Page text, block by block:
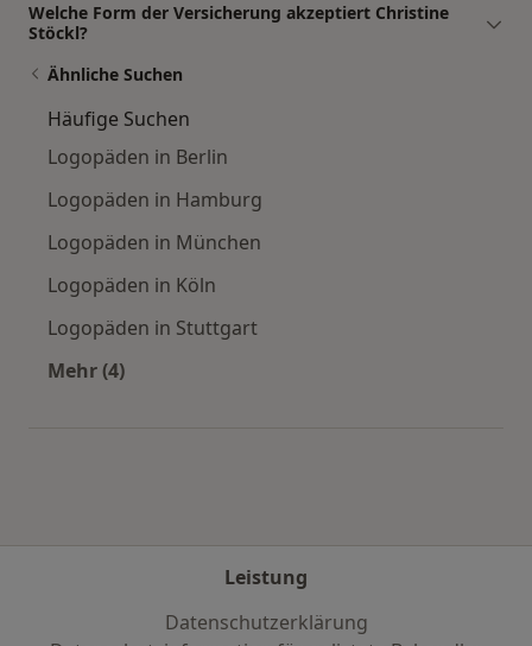
Welche Form der Versicherung akzeptiert Christine
Stöckl?
Ähnliche Suchen
Häufige Suchen
Logopäden in Berlin
Logopäden in Hamburg
Logopäden in München
Logopäden in Köln
Logopäden in Stuttgart
Mehr (4)
Leistung
Datenschutzerklärung